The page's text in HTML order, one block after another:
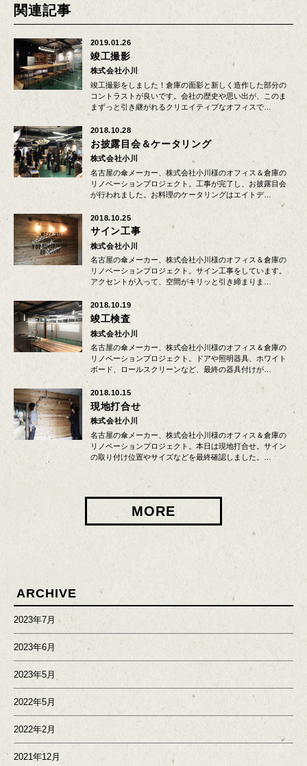
関連記事
2019.01.26
竣工撮影
株式会社小川
竣工撮影をしました！倉庫の面影と新しく造作した部分の
コントラストが良いです。会社の歴史や思い出が、このま
まずっと引き継がれるクリエイティブなオフィスで…
2018.10.28
お披露目会＆ケータリング
株式会社小川
名古屋の傘メーカー、株式会社小川様のオフィス＆倉庫の
リノベーションプロジェクト。工事が完了し、お披露目会
が行われました。お料理のケータリングはエイトデ…
2018.10.25
サイン工事
株式会社小川
名古屋の傘メーカー、株式会社小川様のオフィス＆倉庫の
リノベーションプロジェクト。サイン工事をしています。
アクセントが入って、空間がキリッと引き締まりま…
2018.10.19
竣工検査
株式会社小川
名古屋の傘メーカー、株式会社小川様のオフィス＆倉庫の
リノベーションプロジェクト。ドアや照明器具、ホワイト
ボード、ロールスクリーンなど、最終の器具付けが…
2018.10.15
現地打合せ
株式会社小川
名古屋の傘メーカー、株式会社小川様のオフィス＆倉庫の
リノベーションプロジェクト。本日は現地打合せ。サイン
の取り付け位置やサイズなどを最終確認しました。…
MORE
ARCHIVE
2023年7月
2023年6月
2023年5月
2022年5月
2022年2月
2021年12月